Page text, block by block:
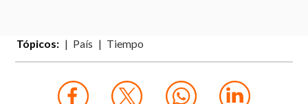
Tópicos: País Tiempo